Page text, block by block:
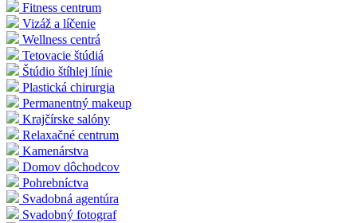
Fitness centrum
Vizáž a líčenie
Wellness centrá
Tetovacie štúdiá
Štúdio štíhlej línie
Plastická chirurgia
Permanentný makeup
Krajčírske salóny
Relaxačné centrum
Kamenárstva
Domov dôchodcov
Pohrebníctva
Svadobná agentúra
Svadobný fotograf